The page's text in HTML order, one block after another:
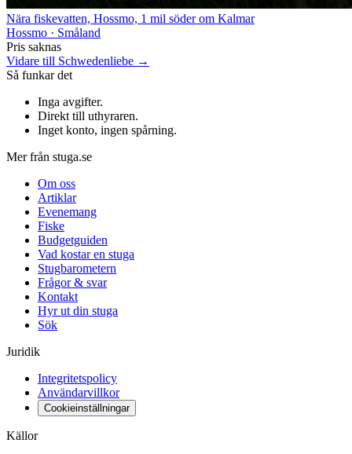
Nära fiskevatten, Hossmo, 1 mil söder om Kalmar
Hossmo · Småland
Pris saknas
Vidare till Schwedenliebe →
Så funkar det
Inga avgifter.
Direkt till uthyraren.
Inget konto, ingen spårning.
Mer från stuga.se
Om oss
Artiklar
Evenemang
Fiske
Budgetguiden
Vad kostar en stuga
Stugbarometern
Frågor & svar
Kontakt
Hyr ut din stuga
Sök
Juridik
Integritetspolicy
Användarvillkor
Cookieinställningar
Källor